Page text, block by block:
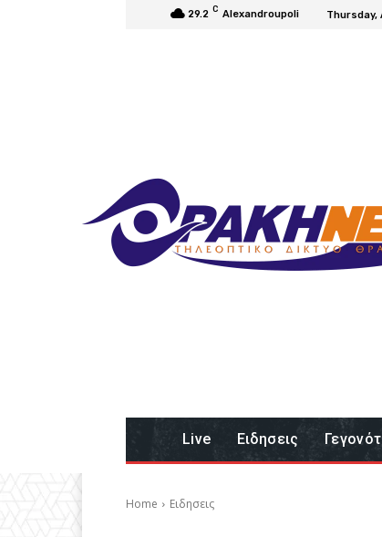
29.2 C Alexandroupoli Thursday,
Live Eιδησεις
Home Eιδησεις